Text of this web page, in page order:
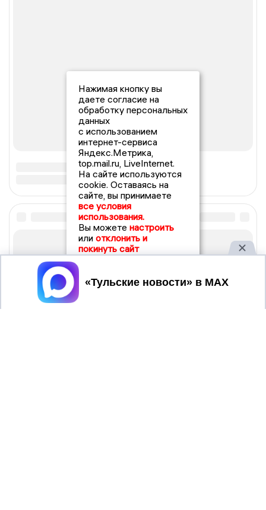
Нажимая кнопку вы
даете согласие на
обработку персональных
данных
с использованием
интернет-сервиса
Яндекс.Метрика,
top.mail.ru, LiveInternet.
На сайте используются
cookie. Оставаясь на
сайте, вы принимаете
все условия
использования.
Вы можете настроить
или отклонить и
покинуть сайт
Принять